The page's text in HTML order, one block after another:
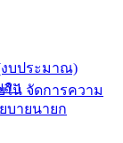
งบประมาณ)
น จัดการความ
ลฯ
บายนายก